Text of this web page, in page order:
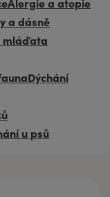
a dásně
mláďata
Dýchání
u psů